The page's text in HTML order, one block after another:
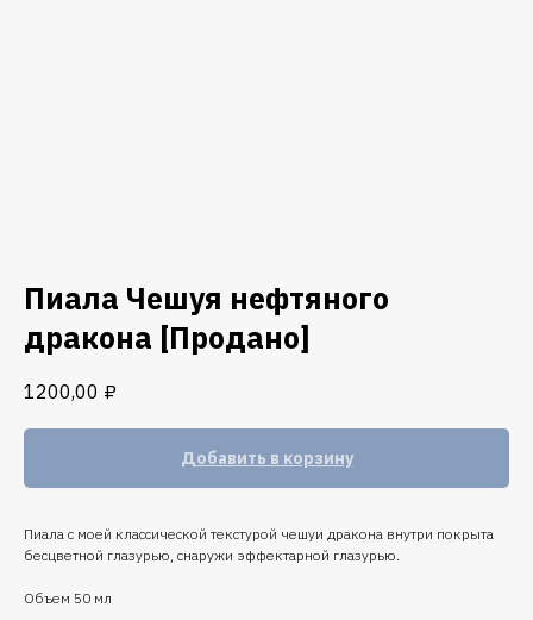
Пиала Чешуя нефтяного
дракона [Продано]
1200,00 ₽
Добавить в корзину
Пиала с моей классической текстурой чешуи дракона внутри покрыта
бесцветной глазурью, снаружи эффектарной глазурью.
Объем 50 мл